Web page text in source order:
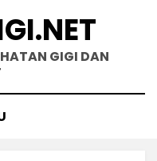
GIGI DAN